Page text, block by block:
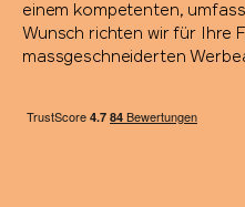
einem kompetenten,
Wunsch richten wir für Ihre
massgeschneiderten